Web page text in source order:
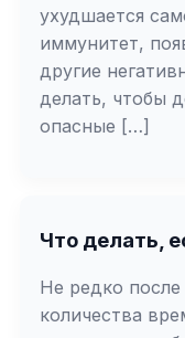
ухудшается
иммунитет,
другие
делать, чтобы
опасные […]
Что делать,
Не редко
количества